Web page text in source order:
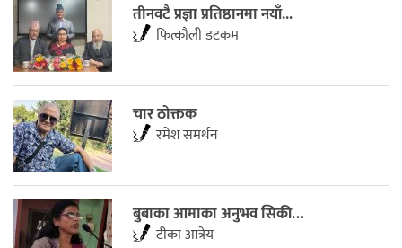
तीनवटै प्रज्ञा प्रतिष्ठानमा नयाँ...
फित्काैली डटकम
चार ठोक्तक
रमेश समर्थन
बुबाका आमाका अनुभव सिकी…
टीका आत्रेय